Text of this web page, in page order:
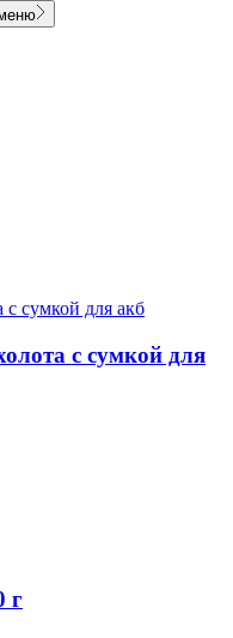
с сумкой для
г